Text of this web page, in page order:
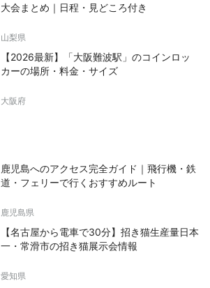
大会まとめ｜日程・見どころ付き
山梨県
【2026最新】「大阪難波駅」のコインロッ
カーの場所・料金・サイズ
大阪府
鹿児島へのアクセス完全ガイド｜飛行機・鉄
道・フェリーで行くおすすめルート
鹿児島県
【名古屋から電車で30分】招き猫生産量日本
一・常滑市の招き猫展示会情報
愛知県